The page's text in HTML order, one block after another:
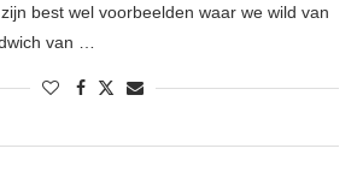
best wel voorbeelden waar we wild van
van …